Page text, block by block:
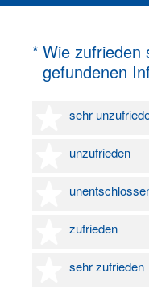
* Wie zufrieden
gefundenen
(Erforderlich.)
sehr
1 Stern
unzufrieden
2 Sterne
3
zufrieden
4 Sterne
sehr zufrieden
5 Sterne